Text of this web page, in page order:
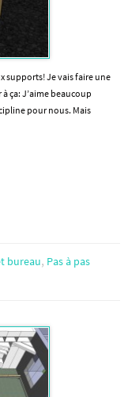
supports! Je vais faire une
ça: J’aime beaucoup
pour nous. Mais
bureau, Pas à pas